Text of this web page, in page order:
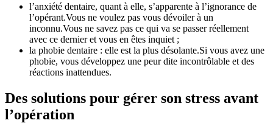
l’anxiété dentaire, quant à elle, s’apparente à l’ignorance de
l’opérant.Vous ne voulez pas vous dévoiler à un
inconnu.Vous ne savez pas ce qui va se passer réellement
avec ce dernier et vous en êtes inquiet ;
la phobie dentaire : elle est la plus désolante.Si vous avez une
phobie, vous développez une peur dite incontrôlable et des
réactions inattendues.
Des solutions pour gérer son stress avant
l’opération